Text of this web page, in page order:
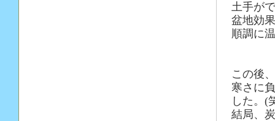
土手が
盆地効
順調に
この後
寒さに
した。(
結局、